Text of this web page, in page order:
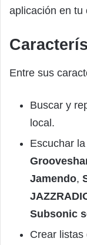
aplicación en tu
Entre sus
Buscar y
local.
Escuchar
Jamendo,
Subsonic
Crear